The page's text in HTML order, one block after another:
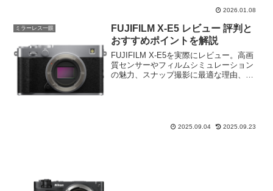
2026.01.08
ミラーレス一眼
FUJIFILM X-E5 レビュー 評判と
おすすめポイントを解説
FUJIFILM X-E5を実際にレビュー。高画
質センサーやフィルムシミュレーション
の魅力、スナップ撮影に最適な理由、注
2025.09.04 2025.09.23